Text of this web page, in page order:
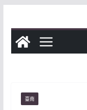
content
臺南